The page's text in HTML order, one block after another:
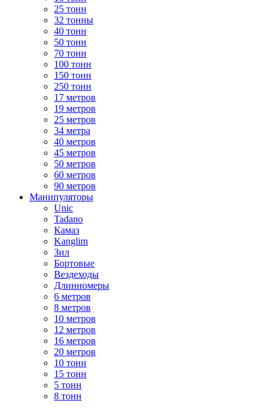
25 тонн
32 тонны
40 тонн
50 тонн
70 тонн
100 тонн
150 тонн
250 тонн
17 метров
19 метров
25 метров
34 метра
40 метров
45 метров
50 метров
60 метров
90 метров
Манипуляторы
Unic
Tadano
Камаз
Kanglim
Зил
Бортовые
Вездеходы
Длинномеры
6 метров
8 метров
10 метров
12 метров
16 метров
20 метров
10 тонн
15 тонн
5 тонн
8 тонн